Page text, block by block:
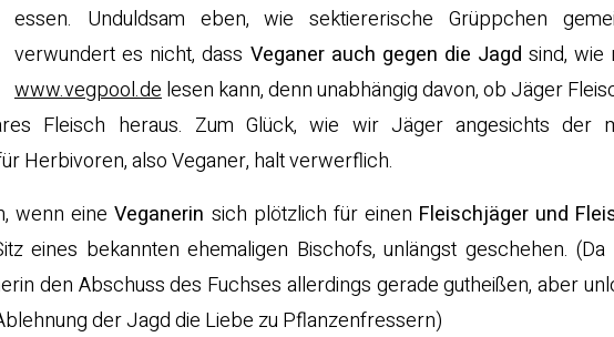
essen. Unduldsam eben, wie sektiererische Grüppchen
verwundert es nicht, dass Veganer auch gegen die Jagd sind, wie
www.vegpool.delesen kann, denn unabhängig davon, ob Jäger
Fleisch heraus. Zum Glück, wie wir Jäger angesichts der
Herbivoren, also Veganer, halt verwerflich.
wenn eineVeganerin sich plötzlich für einen Fleischjäger und
eines bekannten ehemaligen Bischofs, unlängst geschehen. (Da
den Abschuss des Fuchses allerdings gerade gutheißen, aber
der Jagd die Liebe zu Pflanzenfressern)